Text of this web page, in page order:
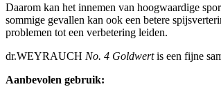
Daarom kan het innemen van hoogwaardige
sommige gevallen kan ook een betere
problemen tot een verbetering leiden.
dr.WEYRAUCH No. 4 Goldwertis een fijne
Aanbevolen gebruik: